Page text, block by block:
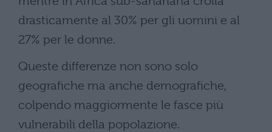
drasticamente al 30% per gli uomini e al
27% per le donne.
Queste differenze non sono solo
geografiche ma anche demografiche,
colpendo maggiormente le fasce più
vulnerabili della popolazione.